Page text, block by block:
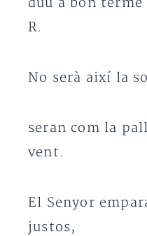
R.
No serà així la
seran com la
vent.
El Senyor
justos,